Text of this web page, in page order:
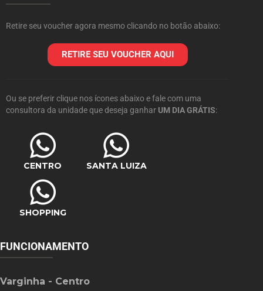
Retire seu voucher agora mesmo clicando no botão abaixo:
RETIRE SEU VOUCHER AQUI
Ou se preferir clique nos ícones abaixo e fale com uma
consultora da unidade que deseja ganhar UM DIA GRÁTIS:
CENTRO SANTA LUIZA
SHOPPING
FUNCIONAMENTO
Varginha - Centro